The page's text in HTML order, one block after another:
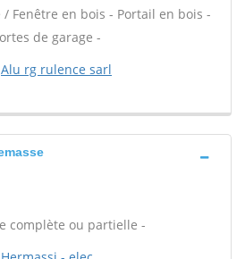
/ Fenêtre en bois - Portail en bois -
de garage -
Alu rg rulence sarl
complète ou partielle -